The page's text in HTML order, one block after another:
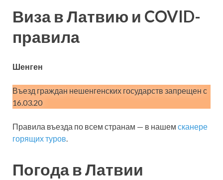
Виза в Латвию и COVID-
правила
Шенген
Въезд граждан нешенгенских государств запрещен с
16.03.20
Правила въезда по всем странам — в нашем сканере
горящих туров.
Погода в Латвии